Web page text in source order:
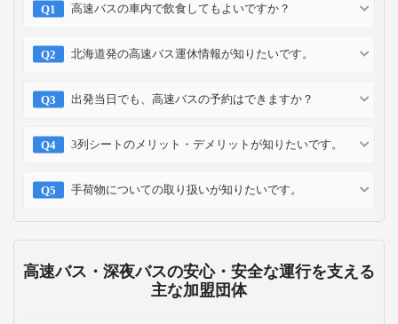
高速バスの車内で飲食してもよいですか？
北海道発の高速バス運休情報が知りたいです。
出発当日でも、高速バスの予約はできますか？
3列シートのメリット・デメリットが知りたいです。
手荷物についての取り扱いが知りたいです。
高速バス・深夜バスの安心・安全な運行を支える
主な加盟団体